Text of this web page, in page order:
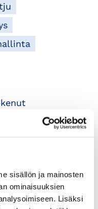
sisällön ja mainosten
ominaisuuksien
Lisäksi
Aasiassa
olen